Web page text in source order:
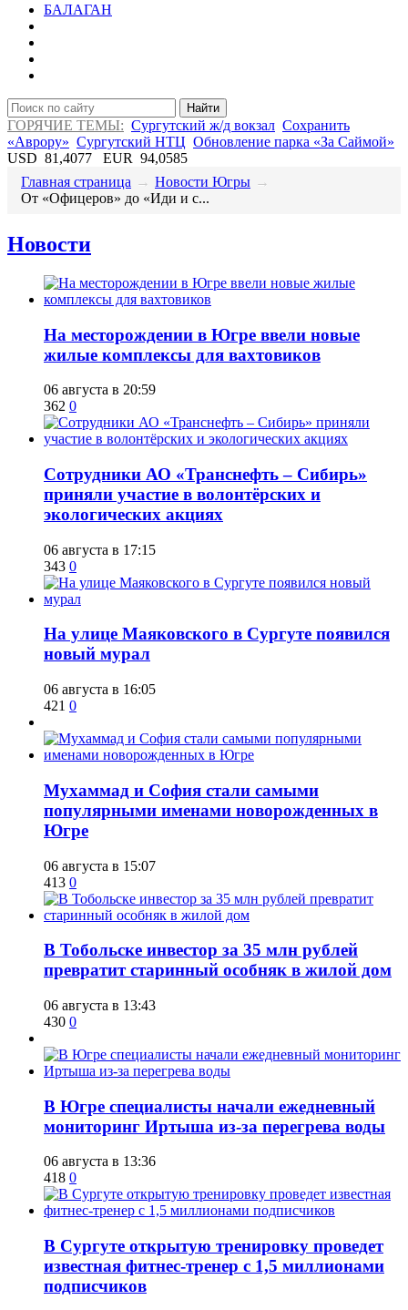
БАЛАГАН
Найти
ГОРЯЧИЕ ТЕМЫ: Сургутский ж/д вокзал Сохранить
«Аврору» Сургутский НТЦ Обновление парка «За Саймой»
USD 81,4077 EUR 94,0585
Главная страница → Новости Югры →
​От «Офицеров» до «Иди и с...
Новости
​На месторождении в Югре ввели новые
жилые комплексы для вахтовиков
06 августа в 20:59
362 0
Сотрудники АО «Транснефть – Сибирь»
приняли участие в волонтёрских и
экологических акциях
06 августа в 17:15
343 0
​На улице Маяковского в Сургуте появился
новый мурал
06 августа в 16:05
421 0
​Мухаммад и София стали самыми
популярными именами новорожденных в
Югре
06 августа в 15:07
413 0
В Тобольске инвестор за 35 млн рублей
превратит старинный особняк в жилой дом
06 августа в 13:43
430 0
В Югре специалисты начали ежедневный
мониторинг Иртыша из-за перегрева воды
06 августа в 13:36
418 0
В Сургуте открытую тренировку проведет
известная фитнес-тренер с 1,5 миллионами
подписчиков